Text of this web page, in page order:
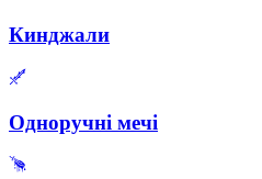
Кинджали
Одноручні мечі